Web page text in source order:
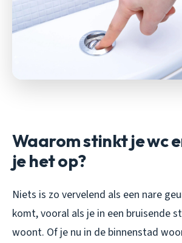
Waarom stinkt je wc
je het op?
Niets is zo vervelend als een nare
komt, vooral als je in een bruisende
woont. Of je nu in de binnenstad